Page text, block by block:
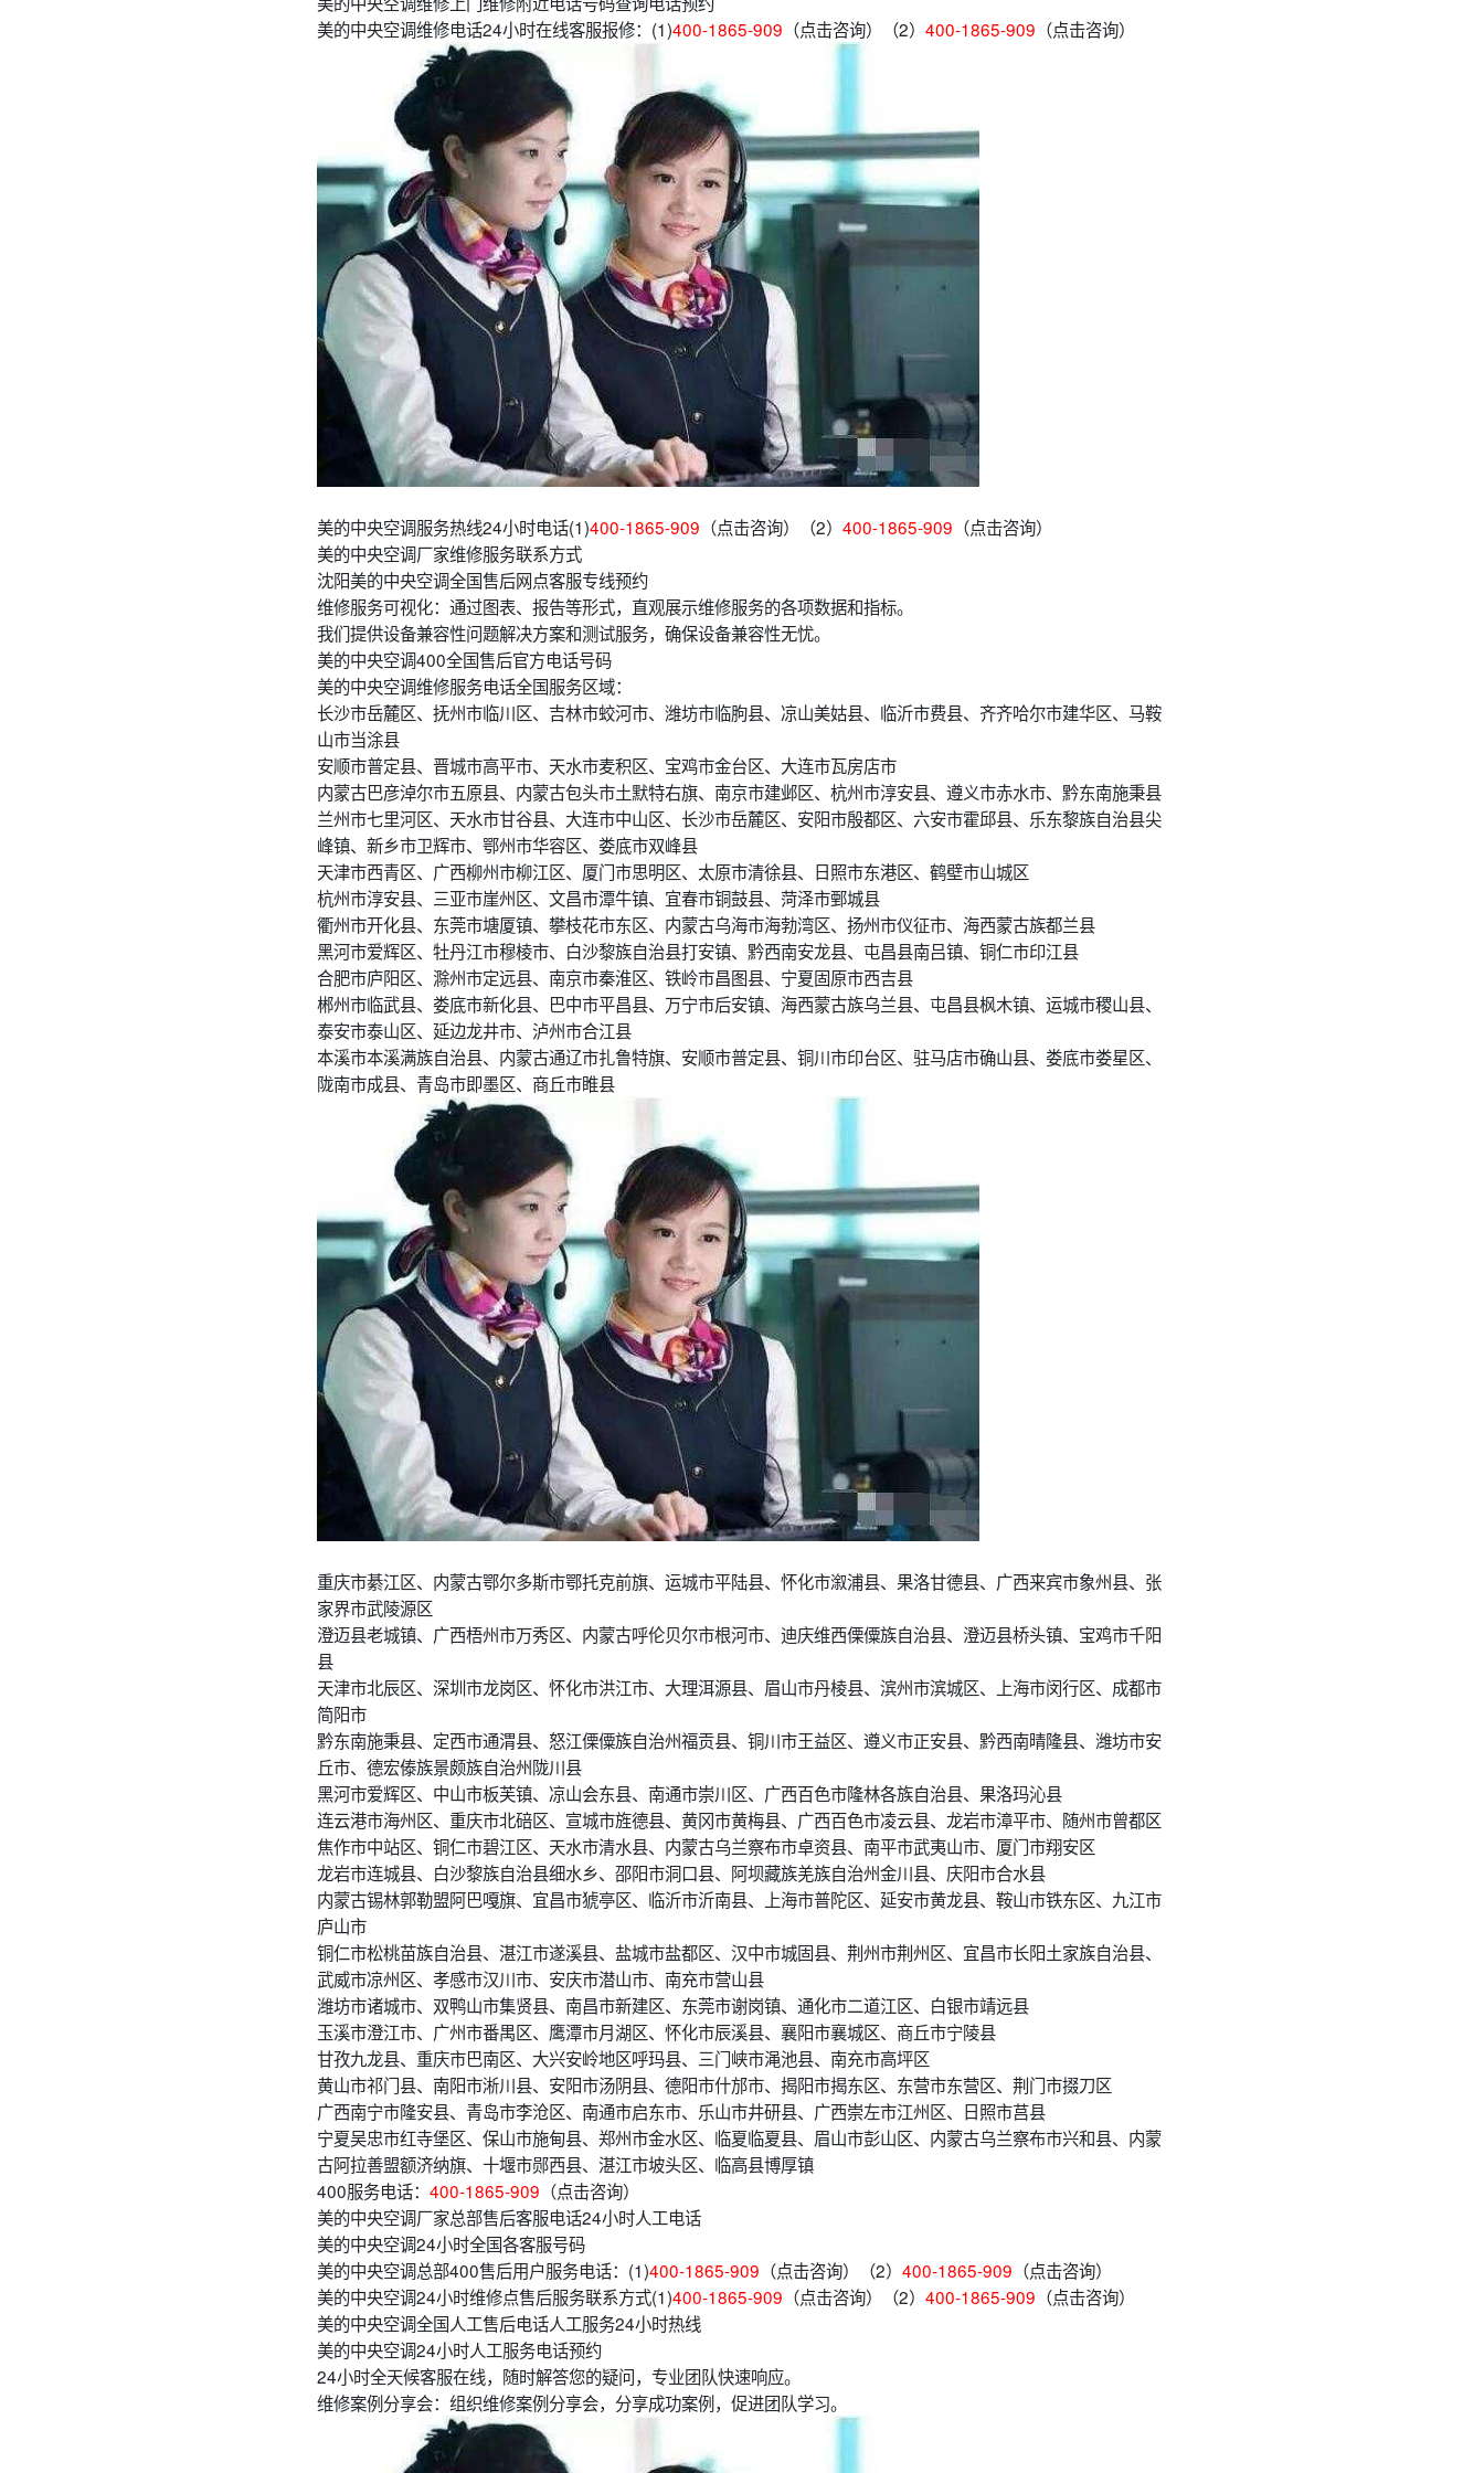
美的中央空调维修电话24小时在线客服报修：(1)400-1865-909 （点击咨询）（2） 400-1865-909 （点击咨询）
美的中央空调服务热线24小时电话(1)400-1865-909 （点击咨询）（2） 400-1865-909 （点击咨询）
美的中央空调厂家维修服务联系方式
沈阳美的中央空调全国售后网点客服专线预约
维修服务可视化：通过图表、报告等形式，直观展示维修服务的各项数据和指标。
我们提供设备兼容性问题解决方案和测试服务，确保设备兼容性无忧。
美的中央空调400全国售后官方电话号码
美的中央空调维修服务电话全国服务区域：
长沙市岳麓区、抚州市临川区、吉林市蛟河市、潍坊市临朐县、凉山美姑县、临沂市费县、齐齐哈尔市建华区、马鞍
山市当涂县
安顺市普定县、晋城市高平市、天水市麦积区、宝鸡市金台区、大连市瓦房店市
内蒙古巴彦淖尔市五原县、内蒙古包头市土默特右旗、南京市建邺区、杭州市淳安县、遵义市赤水市、黔东南施秉县
兰州市七里河区、天水市甘谷县、大连市中山区、长沙市岳麓区、安阳市殷都区、六安市霍邱县、乐东黎族自治县尖
峰镇、新乡市卫辉市、鄂州市华容区、娄底市双峰县
天津市西青区、广西柳州市柳江区、厦门市思明区、太原市清徐县、日照市东港区、鹤壁市山城区
杭州市淳安县、三亚市崖州区、文昌市潭牛镇、宜春市铜鼓县、菏泽市鄄城县
衢州市开化县、东莞市塘厦镇、攀枝花市东区、内蒙古乌海市海勃湾区、扬州市仪征市、海西蒙古族都兰县
黑河市爱辉区、牡丹江市穆棱市、白沙黎族自治县打安镇、黔西南安龙县、屯昌县南吕镇、铜仁市印江县
合肥市庐阳区、滁州市定远县、南京市秦淮区、铁岭市昌图县、宁夏固原市西吉县
郴州市临武县、娄底市新化县、巴中市平昌县、万宁市后安镇、海西蒙古族乌兰县、屯昌县枫木镇、运城市稷山县、
泰安市泰山区、延边龙井市、泸州市合江县
本溪市本溪满族自治县、内蒙古通辽市扎鲁特旗、安顺市普定县、铜川市印台区、驻马店市确山县、娄底市娄星区、
陇南市成县、青岛市即墨区、商丘市睢县
重庆市綦江区、内蒙古鄂尔多斯市鄂托克前旗、运城市平陆县、怀化市溆浦县、果洛甘德县、广西来宾市象州县、张
家界市武陵源区
澄迈县老城镇、广西梧州市万秀区、内蒙古呼伦贝尔市根河市、迪庆维西傈僳族自治县、澄迈县桥头镇、宝鸡市千阳
县
天津市北辰区、深圳市龙岗区、怀化市洪江市、大理洱源县、眉山市丹棱县、滨州市滨城区、上海市闵行区、成都市
简阳市
黔东南施秉县、定西市通渭县、怒江傈僳族自治州福贡县、铜川市王益区、遵义市正安县、黔西南晴隆县、潍坊市安
丘市、德宏傣族景颇族自治州陇川县
黑河市爱辉区、中山市板芙镇、凉山会东县、南通市崇川区、广西百色市隆林各族自治县、果洛玛沁县
连云港市海州区、重庆市北碚区、宣城市旌德县、黄冈市黄梅县、广西百色市凌云县、龙岩市漳平市、随州市曾都区
焦作市中站区、铜仁市碧江区、天水市清水县、内蒙古乌兰察布市卓资县、南平市武夷山市、厦门市翔安区
龙岩市连城县、白沙黎族自治县细水乡、邵阳市洞口县、阿坝藏族羌族自治州金川县、庆阳市合水县
内蒙古锡林郭勒盟阿巴嘎旗、宜昌市猇亭区、临沂市沂南县、上海市普陀区、延安市黄龙县、鞍山市铁东区、九江市
庐山市
铜仁市松桃苗族自治县、湛江市遂溪县、盐城市盐都区、汉中市城固县、荆州市荆州区、宜昌市长阳土家族自治县、
武威市凉州区、孝感市汉川市、安庆市潜山市、南充市营山县
潍坊市诸城市、双鸭山市集贤县、南昌市新建区、东莞市谢岗镇、通化市二道江区、白银市靖远县
玉溪市澄江市、广州市番禺区、鹰潭市月湖区、怀化市辰溪县、襄阳市襄城区、商丘市宁陵县
甘孜九龙县、重庆市巴南区、大兴安岭地区呼玛县、三门峡市渑池县、南充市高坪区
黄山市祁门县、南阳市淅川县、安阳市汤阴县、德阳市什邡市、揭阳市揭东区、东营市东营区、荆门市掇刀区
广西南宁市隆安县、青岛市李沧区、南通市启东市、乐山市井研县、广西崇左市江州区、日照市莒县
宁夏吴忠市红寺堡区、保山市施甸县、郑州市金水区、临夏临夏县、眉山市彭山区、内蒙古乌兰察布市兴和县、内蒙
古阿拉善盟额济纳旗、十堰市郧西县、湛江市坡头区、临高县博厚镇
400服务电话： 400-1865-909 （点击咨询）
美的中央空调厂家总部售后客服电话24小时人工电话
美的中央空调24小时全国各客服号码
美的中央空调总部400售后用户服务电话：(1)400-1865-909 （点击咨询）（2） 400-1865-909 （点击咨询）
美的中央空调24小时维修点售后服务联系方式(1)400-1865-909 （点击咨询）（2） 400-1865-909 （点击咨询）
美的中央空调全国人工售后电话人工服务24小时热线
美的中央空调24小时人工服务电话预约
24小时全天候客服在线，随时解答您的疑问，专业团队快速响应。
维修案例分享会：组织维修案例分享会，分享成功案例，促进团队学习。